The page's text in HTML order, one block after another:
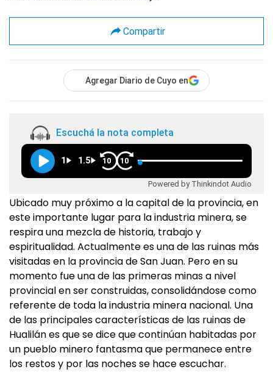
Compartir
Agregar Diario de Cuyo en
Escuchá la nota completa
1 1.5 10 10
Powered by Thinkindot Audio
Ubicado muy próximo a la capital de la provincia, en
este importante lugar para la industria minera, se
respira una mezcla de historia, trabajo y
espiritualidad. Actualmente es una de las ruinas más
visitadas en la provincia de San Juan. Pero en su
momento fue una de las primeras minas a nivel
provincial en ser construidas, consolidándose como
referente de toda la industria minera nacional. Una
de las principales características de las ruinas de
Hualilán es que se dice que continúan habitadas por
un pueblo minero fantasma que permanece entre
los restos y por las noches se hace escuchar.